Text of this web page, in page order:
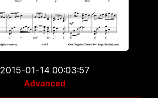
2015-01-14 00:03:57
Advanced